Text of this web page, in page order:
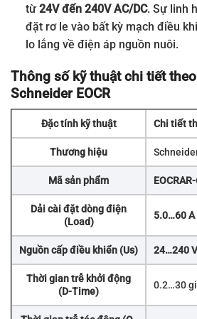
từ24V đến 240V AC/DC. Sự linh
đặt rơ le vào bất kỳ mạch điều
lo lắng về điện áp nguồn nuôi.
Thông số kỹ thuật chi tiết
Schneider EOCR
Đặc tính kỹ thuật Chi tiết
Thương hiệu
Mã sản phẩm
Dải cài đặt dòng điện
(Load)
5.0…60 A
Nguồn cấp điều khiển (Us) 24…240
Thời gian trễ khởi động
(D-Time)
0.2…30